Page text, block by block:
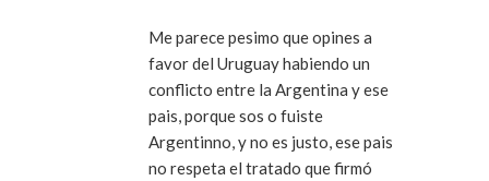
Me parece pesimo que opines a
favor del Uruguay habiendo un
conflicto entre la Argentina y ese
pais, porque sos o fuiste
Argentinno, y no es justo, ese pais
no respeta el tratado que firmó